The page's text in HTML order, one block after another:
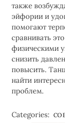
также
эйфории и
помогают
сравнивать
физическими
снизить
повысить.
найти
проблем.
Categories: